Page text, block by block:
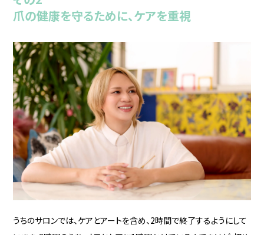
爪の健康を守るために、ケアを重視
うちのサロンでは、ケアとアートを含め、2時間で終了するようにして